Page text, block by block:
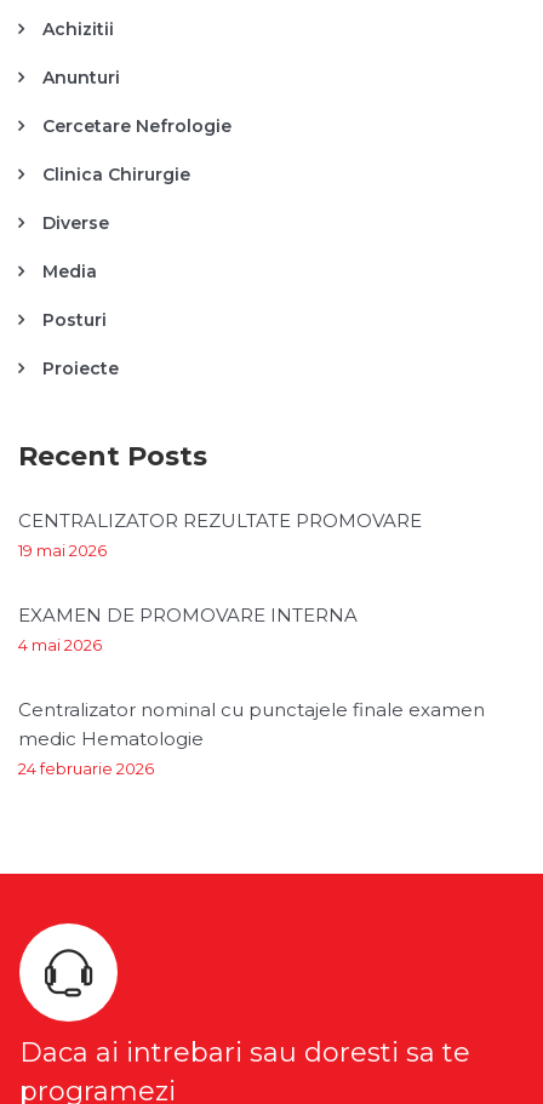
Achizitii
Anunturi
Cercetare Nefrologie
Clinica Chirurgie
Diverse
Media
Posturi
Proiecte
Recent Posts
CENTRALIZATOR REZULTATE PROMOVARE
19 mai 2026
EXAMEN DE PROMOVARE INTERNA
4 mai 2026
Centralizator nominal cu punctajele finale examen
medic Hematologie
24 februarie 2026
Daca ai intrebari sau doresti sa te
programezi